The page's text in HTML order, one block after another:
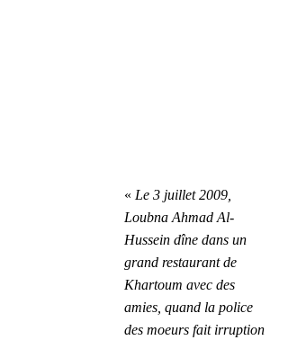
« Le 3 juillet 2009,
Loubna Ahmad Al-
Hussein dîne dans un
grand restaurant de
Khartoum avec des
amies, quand la police
des moeurs fait irruption